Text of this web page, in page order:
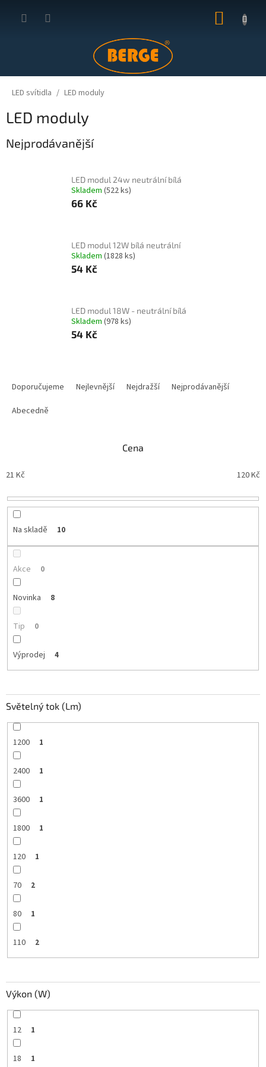
KOŠÍK
LED svítidla LED moduly
LED moduly
Nejprodávanější
LED modul 24w neutrální bílá
Skladem (522 ks)
66 Kč
LED modul 12W bílá neutrální
Skladem (1828 ks)
54 Kč
LED modul 18W - neutrální bílá
Skladem (978 ks)
54 Kč
o
u
ů
Doporučujeme Nejlevnější Nejdražší
Nejprodávanější
Abecedně
Cena
21 Kč 120Kč
Na skladě 10
Akce 0
Novinka 8
Tip 0
Výprodej 4
Světelný tok (Lm)
1200 1
2400 1
3600 1
1800 1
120 1
70 2
80 1
110 2
Výkon (W)
12 1
18 1